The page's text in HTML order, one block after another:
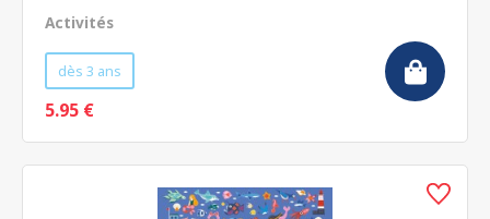
Activités
dès 3 ans
5.95 €